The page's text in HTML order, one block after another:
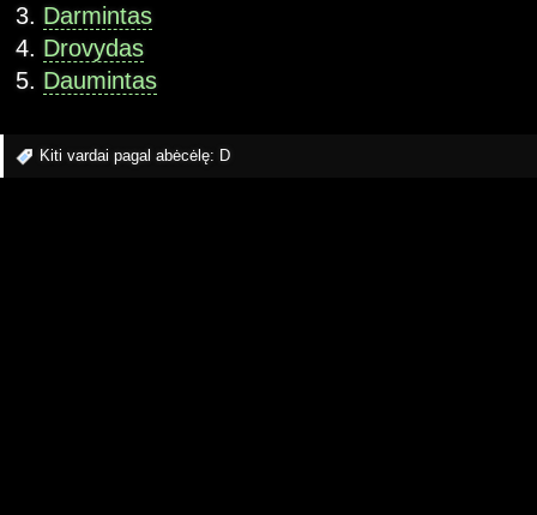
Darmintas
Drovydas
Daumintas
Kiti vardai pagal abėcėlę: D